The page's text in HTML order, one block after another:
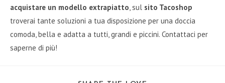
acquistare un modello extrapiatto , sul sito Tacoshop
troverai tante soluzioni a tua disposizione per una doccia
comoda, bella e adatta a tutti, grandi e piccini. Contattaci per
saperne di più!